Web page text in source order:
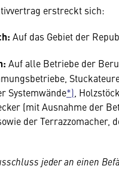
erstreckt sich:
Auf das Gebiet der
Auf alle Betriebe der
Systemwände*) ,
(mit Ausnahme der
der
jeder an einen